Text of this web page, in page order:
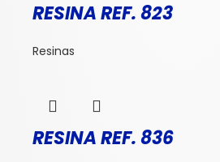
RESINA REF. 823
Resinas
RESINA REF. 836